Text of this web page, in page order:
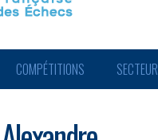
COMPÉTITIONS